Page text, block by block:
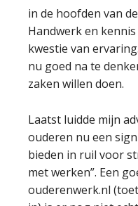
in de hoofden van
Handwerk en
kwestie van
nu goed na te
zaken willen doen.
Laatst luidde mijn
ouderen nu een
bieden in ruil voor
met werken”. Een
ouderenwerk.nl